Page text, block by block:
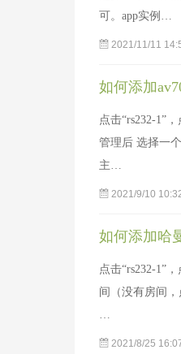
可。app实例…
2021/11/11
如何添加
点击“rs232-1”
管理后 选择一
主…
2021/9/10
如何添加哈
点击“rs232-1”
间（没有房间
…
2021/8/25